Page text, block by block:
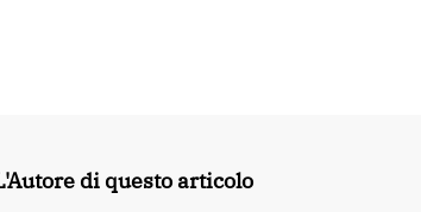
di questo articolo